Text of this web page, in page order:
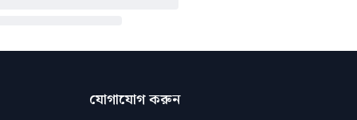
যোগাযোগ করুন